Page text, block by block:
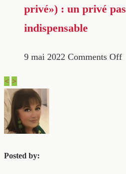
privé») : un privé pas
indispensable
9 mai 2022 Comments Off
< >
Posted by: